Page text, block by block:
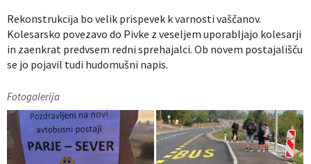
Rekonstrukcija bo velik prispevek k varnosti vaščanov.
Kolesarsko povezavo do Pivke z veseljem uporabljajo kolesarji
in zaenkrat predvsem redni sprehajalci. Ob novem postajališču
se jo pojavil tudi hudomušni napis.
Fotogalerija